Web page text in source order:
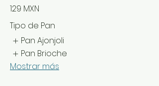
129 MXN
Tipo de Pan
Pan Ajonjoli
Pan Brioche
Mostrar más